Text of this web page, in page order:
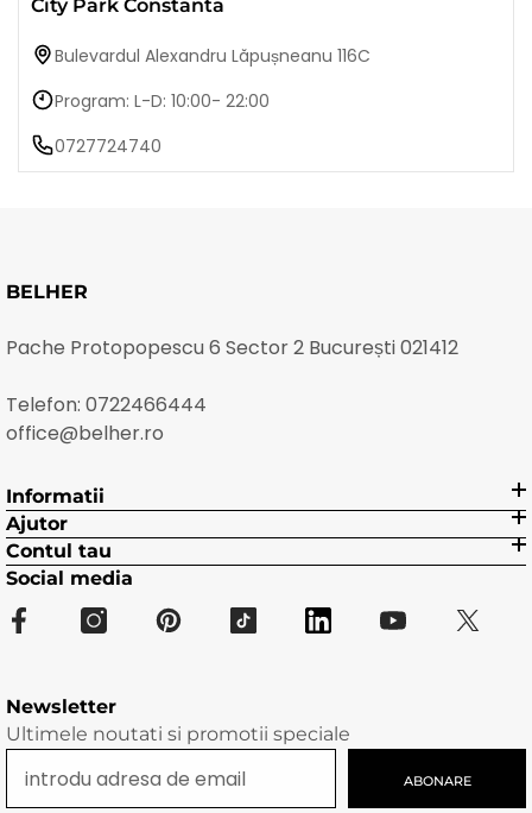
City Park Constanta
Bulevardul Alexandru Lăpușneanu 116C
Program: L-D: 10:00- 22:00
0727724740
BELHER
Pache Protopopescu 6 Sector 2 București 021412
Telefon: 0722466444
office@belher.ro
Informatii
Ajutor
Contul tau
Social media
Newsletter
Ultimele noutati si promotii speciale
ABONARE